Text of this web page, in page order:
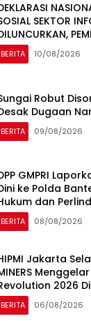
SEKTOR
BERITA 10/08/2026
Robut
Dugaan
BERITA 09/08/2026
GMPRI
ke Polda
dan
BERITA 08/08/2026
Jakarta
2026
BERITA 06/08/2026